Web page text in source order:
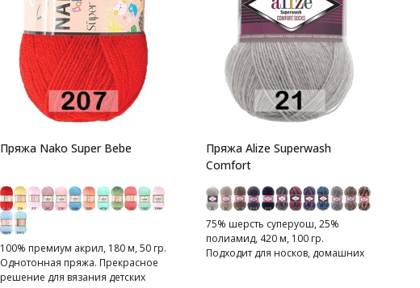
Пряжа Nako Super Bebe
100% премиум акрил, 180 м, 50 гр.
Однотонная пряжа. Прекрасное
решение для вязания детских
Пряжа Alize Superwash
Comfort
75% шерсть суперуош, 25%
полиамид, 420 м, 100 гр.
Подходит для носков, домашних